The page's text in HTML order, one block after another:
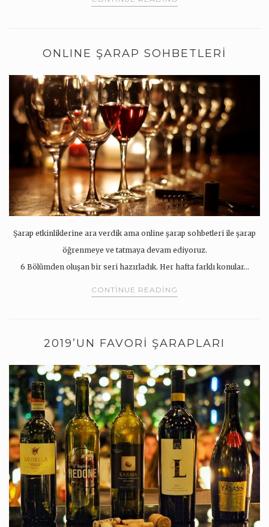
ONLINE ŞARAP SOHBETLERI
Şarap etkinliklerine ara verdik ama online şarap sohbetleri ile şarap
öğrenmeye ve tatmaya devam ediyoruz.
6 Bölümden oluşan bir seri hazırladık. Her hafta farklı konular…
CONTINUE READING
2019’UN FAVORI ŞARAPLARI